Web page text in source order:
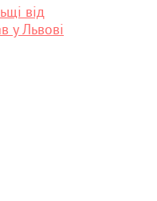
від
у Львові